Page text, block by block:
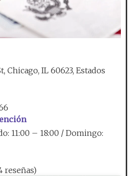
Chicago, IL 60623, Estados
11:00 – 18:00 / Domingo:
reseñas)